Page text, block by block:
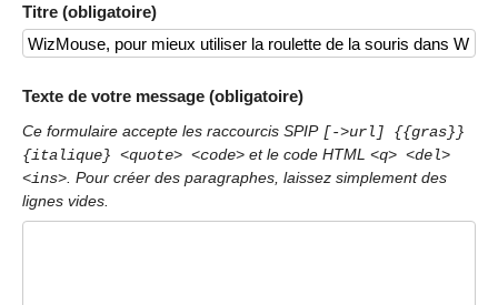
Titre (obligatoire)
Texte de votre message (obligatoire)
Ce formulaire accepte les raccourcis SPIP [->url] {{gras}}
{italique} <quote> <code> et le code HTML <q> <del>
<ins> . Pour créer des paragraphes, laissez simplement des
lignes vides.